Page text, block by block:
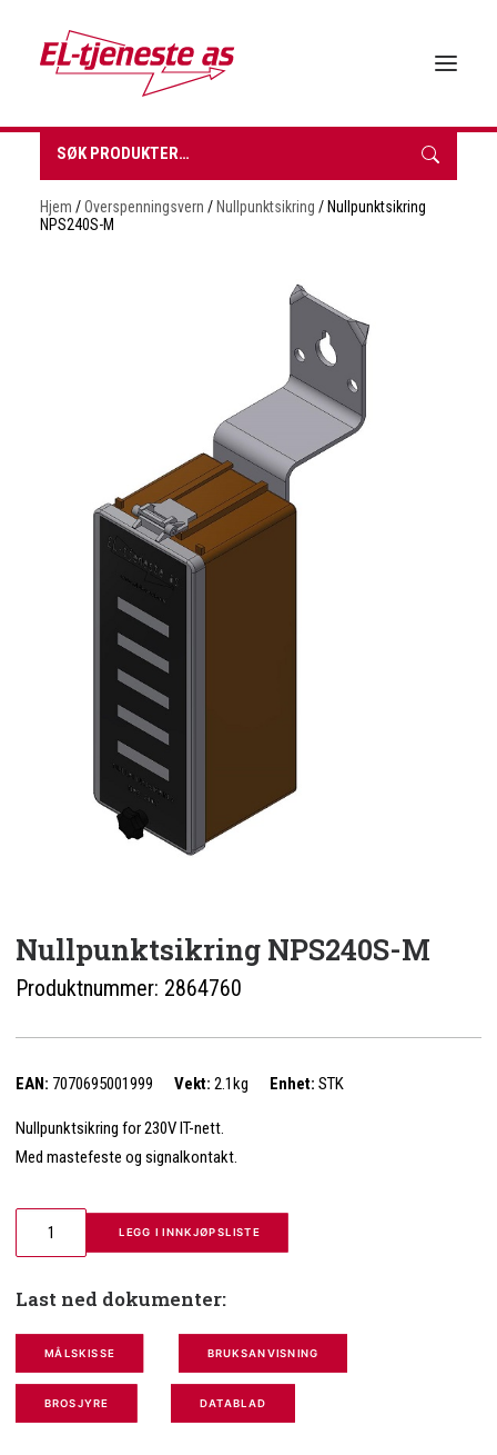
HJEM
OM EL-TJENESTE
INNKJØPSLISTE
ENGLISH
Søk
Hjem /Overspenningsvern / Nullpunktsikring / Nullpunktsikring
NPS240S-M
Nullpunktsikring NPS240S-M
Produktnummer: 2864760
EAN: 7070695001999 Vekt: 2.1kg Enhet: STK
Nullpunktsikring for 230V IT-nett.
Med mastefeste og signalkontakt.
LEGG I INNKJØPSLISTE
Last ned dokumenter:
MÅLSKISSE BRUKSANVISNING
BROSJYRE DATABLAD